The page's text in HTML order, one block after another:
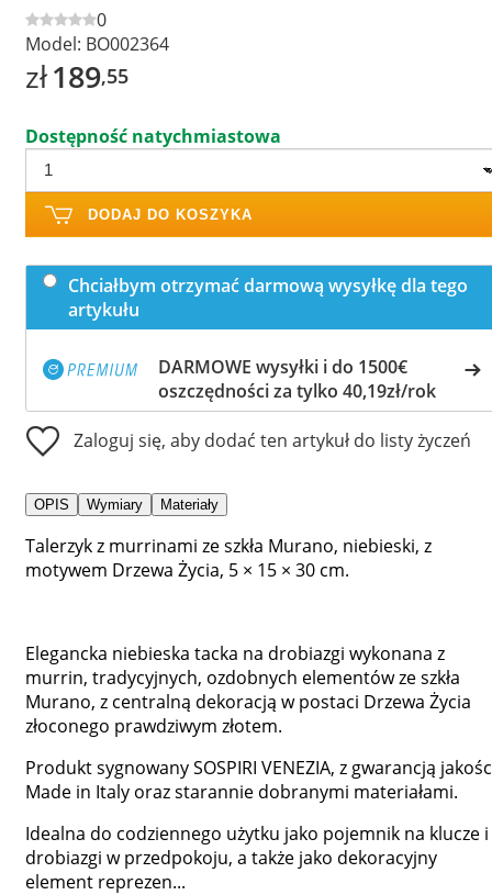
0
Model: BO002364
zł189,55
Dostępność natychmiastowa
DODAJ DO KOSZYKA
Chciałbym otrzymać darmową wysyłkę dla tego
artykułu
DARMOWE wysyłki i do 1500€
oszczędności za tylko 40,19zł/rok
Zaloguj się, aby dodać ten artykuł do listy życzeń
OPIS Wymiary Materiały
Talerzyk z murrinami ze szkła Murano, niebieski, z
motywem Drzewa Życia, 5 × 15 × 30 cm.
Elegancka niebieska tacka na drobiazgi wykonana z
murrin, tradycyjnych, ozdobnych elementów ze szkła
Murano, z centralną dekoracją w postaci Drzewa Życia
złoconego prawdziwym złotem.
Produkt sygnowany SOSPIRI VENEZIA, z gwarancją
Made in Italy oraz starannie dobranymi materiałami.
Idealna do codziennego użytku jako pojemnik na klucze i
drobiazgi w przedpokoju, a także jako dekoracyjny
element reprezen...